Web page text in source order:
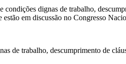
condições dignas de trabalho,
em discussão no Congresso
de trabalho, descumprimento de